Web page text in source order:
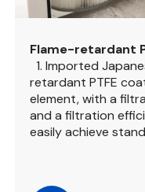
Flame-retardant
1. Imported
retardant PTFE
element, with a
and a filtration
easily achieve